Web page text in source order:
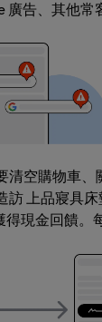
廣告、其他常
清空購物車、
訪 上品寢具
現金回饋。